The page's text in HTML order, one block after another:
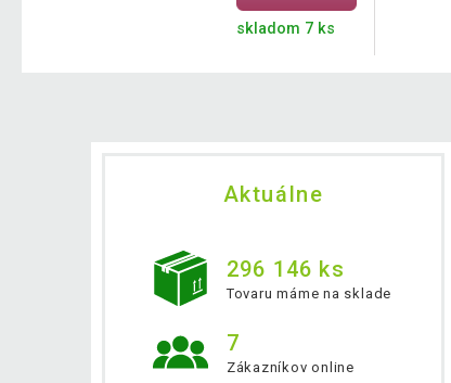
skladom 7 ks
Aktuálne
296 146 ks
Tovaru máme na sklade
7
Zákazníkov online